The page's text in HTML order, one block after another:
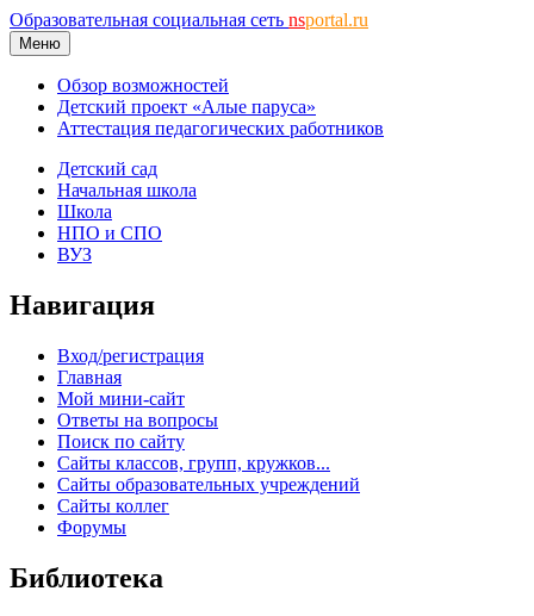
Образовательная социальная сеть nsportal.ru
Меню
Обзор возможностей
Детский проект «Алые паруса»
Аттестация педагогических работников
Детский сад
Начальная школа
Школа
НПО и СПО
ВУЗ
Навигация
Вход/регистрация
Главная
Мой мини-сайт
Ответы на вопросы
Поиск по сайту
Сайты классов, групп, кружков...
Сайты образовательных учреждений
Сайты коллег
Форумы
Библиотека